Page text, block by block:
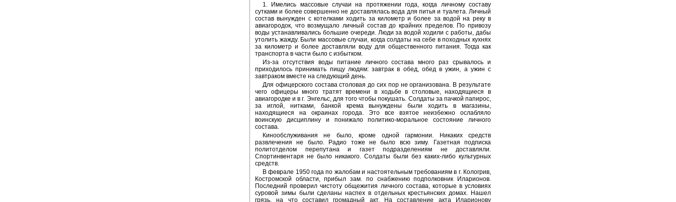
1. Имелись массовые случаи на протяжении года, когда личному составу
сутками и более совершенно не доставлялась вода для питья и туалета. Личный
состав вынужден с котелками ходить за километр и более за водой на реку в
авиагородок, что возмущало личный состав до крайних пределов. По привозу
воды устанавливались большие очереди. Люди за водой ходили с работы, дабы
утолить жажду. Были массовые случаи, когда солдаты на себе в походных кухнях
за километр и более доставляли воду для общественного питания. Тогда как
транспорта в части было с избытком.
Из-за отсутствия воды питание личного состава много раз срывалось и
приходилось принимать пищу людям: завтрак в обед, обед в ужин, а ужин с
завтраком вместе на следующий день.
Для офицерского состава столовая до сих пор не организована. В результате
чего офицеры много тратят времени в ходьбе в столовые, находящиеся в
авиагородке и в г. Энгельс, для того чтобы покушать. Солдаты за пачкой папирос,
за иглой, нитками, банкой крема вынуждены были ходить в магазины,
находящиеся на окраинах города. Это все взятое неизбежно ослабляло
воинскую дисциплину и понижало политико-моральное состояние личного
состава.
Кинообслуживания не было, кроме одной гармонии. Никаких средств
развлечения не было. Радио тоже не было всю зиму. Газетная подписка
политотделом перепутана и газет подразделениям не доставляли.
Спортинвентаря не было никакого. Солдаты были без каких-либо культурных
средств.
В феврале 1950 года по жалобам и настоятельным требованиям в г. Кологрив,
Костромской области, прибыл зам. по снабжению подполковник Иларионов.
Последний проверил чистоту общежития личного состава, которые в условиях
суровой зимы были сделаны наспех в отдельных крестьянских домах. Нашел
грязь, на что составил громадный акт. На составление акта Иларионову